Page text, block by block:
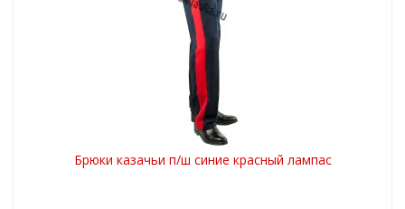
Брюки казачьи п/ш синие красный лампас